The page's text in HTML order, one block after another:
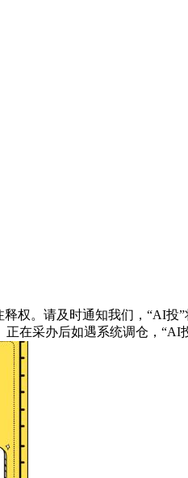
。请及时通知我们，“AI投”
在采办后如遇系统调仓，“AI